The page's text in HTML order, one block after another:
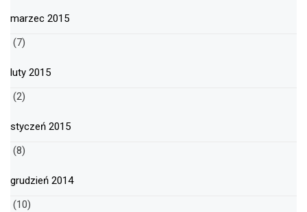
marzec 2015
(7)
luty 2015
(2)
styczeń 2015
(8)
grudzień 2014
(10)